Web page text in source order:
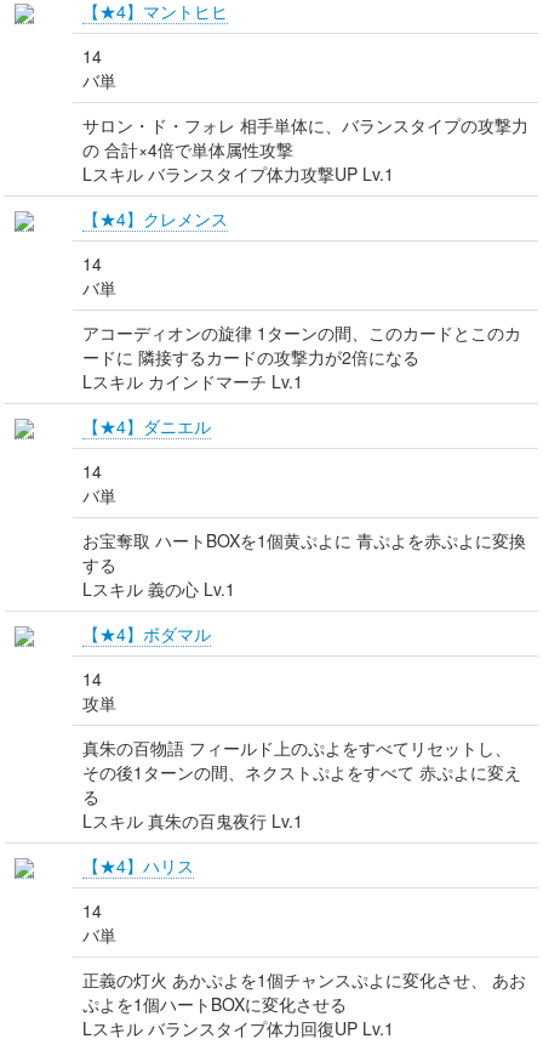
【★4】マントヒヒ
14
バ単
サロン・ド・フォレ 相手単体に、バランスタイプの攻撃力
の 合計×4倍で単体属性攻撃
Lスキル バランスタイプ体力攻撃UP Lv.1
【★4】クレメンス
14
バ単
アコーディオンの旋律 1ターンの間、このカードとこのカ
ードに 隣接するカードの攻撃力が2倍になる
Lスキル カインドマーチ Lv.1
【★4】ダニエル
14
バ単
お宝奪取 ハートBOXを1個黄ぷよに 青ぷよを赤ぷよに変換
する
Lスキル 義の心 Lv.1
【★4】ボダマル
14
攻単
真朱の百物語 フィールド上のぷよをすべてリセットし、
その後1ターンの間、ネクストぷよをすべて 赤ぷよに変え
る
Lスキル 真朱の百鬼夜行 Lv.1
【★4】ハリス
14
バ単
正義の灯火 あかぷよを1個チャンスぷよに変化させ、 あお
ぷよを1個ハートBOXに変化させる
Lスキル バランスタイプ体力回復UP Lv.1